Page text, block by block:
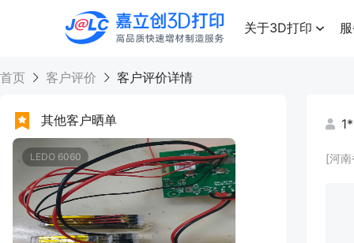
高品质快速增材制造服务
关于3D打印
首页 客户评价 客户评价详情
其他客户晒单
LEDO 6060 [河